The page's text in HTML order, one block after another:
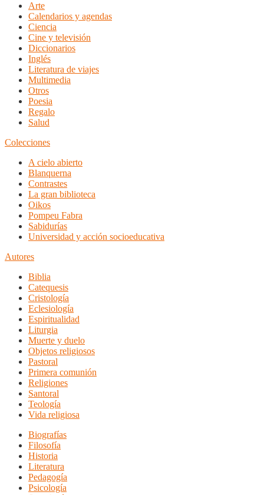
Arte
Calendarios y agendas
Ciencia
Cine y televisión
Diccionarios
Inglés
Literatura de viajes
Multimedia
Otros
Poesia
Regalo
Salud
Colecciones
A cielo abierto
Blanquerna
Contrastes
La gran biblioteca
Oikos
Pompeu Fabra
Sabidurías
Universidad y acción socioeducativa
Autores
Biblia
Catequesis
Cristología
Eclesiología
Espiritualidad
Liturgia
Muerte y duelo
Objetos religiosos
Pastoral
Primera comunión
Religiones
Santoral
Teología
Vida religiosa
Biografías
Filosofía
Historia
Literatura
Pedagogía
Psicología